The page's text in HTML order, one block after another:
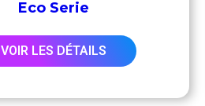
Eco Serie
VOIR LES DÉTAILS